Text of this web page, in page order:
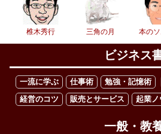
椎木秀行 三角の月 本の
ビジネス
一流に学ぶ 仕事術 勉強・記憶術
経営のコツ
販売とサービス 起業ノ
一般・教